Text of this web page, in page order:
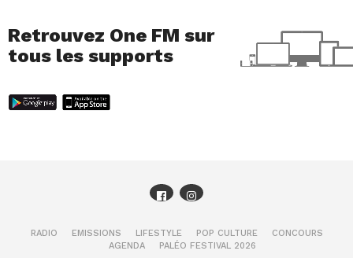
Retrouvez One FM sur
tous les supports
RADIO EMISSIONS LIFESTYLE POP CULTURE
CONCOURS
AGENDA
PALÉO FESTIVAL 2026